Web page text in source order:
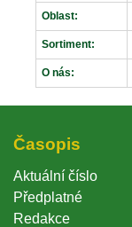
Oblast:
Sortiment:
O nás:
Časopi
Aktuální číslo
Předplatné
Redakce